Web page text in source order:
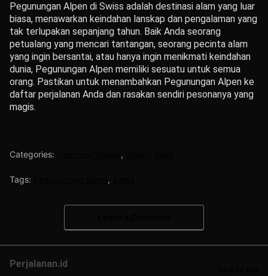
Pegunungan Alpen di Swiss adalah destinasi alam yang luar
biasa, menawarkan keindahan lanskap dan pengalaman yang
tak terlupakan sepanjang tahun. Baik Anda seorang
petualang yang mencari tantangan, seorang pecinta alam
yang ingin bersantai, atau hanya ingin menikmati keindahan
dunia, Pegunungan Alpen memiliki sesuatu untuk semua
orang. Pastikan untuk menambahkan Pegunungan Alpen ke
daftar perjalanan Anda dan rasakan sendiri pesonanya yang
magis.
Categories: ,
Tags: ,
Perjalanan.id